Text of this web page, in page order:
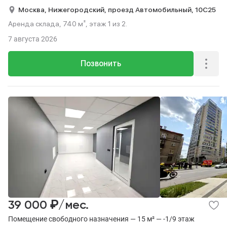
Москва, Нижегородский, проезд Автомобильный, 10С25
Аренда склада, 740 м², этаж 1 из 2.
Позвонить
7 августа 2026
Помещение свободного назначения — 15 м² — -1/9 этаж
39 000 ₽/мес.